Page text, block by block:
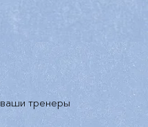
ваши тренеры